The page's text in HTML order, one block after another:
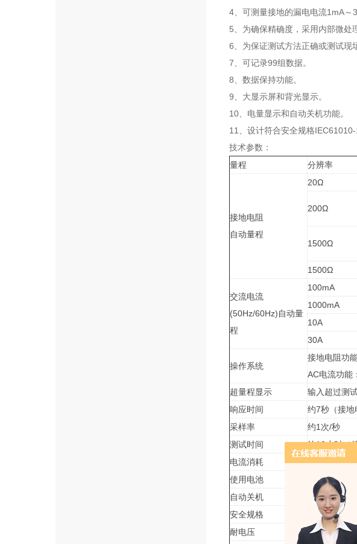
4、可测量接地的漏电电流1mA～
5、为确保精确度，采用内部微处
6、为保证测试方法正确或测试现
7、可记录99组数据。
8、数据保持功能。
9、大显示屏和背光显示。
10、电量显示和自动关机功能。
11、设计符合安全规格IEC61010-
技术参数：
量程
分辨率
接地电阻
自动量程
20Ω
200Ω
1500Ω
1500Ω
交流电流
(50Hz/60Hz)自动量
程
100mA
1000mA
10A
30A
操作系统
接地电阻功
AC电流功能
超量程显示
输入超过测
响应时间
约7秒（接地
采样率
约1次/秒
测试时间
约12小时（
电流消耗
约50mA（
使用电池
DC6V：
自动关机
蕞后操作完
安全规格
IEC61010-1
耐电压
AC5320V/5